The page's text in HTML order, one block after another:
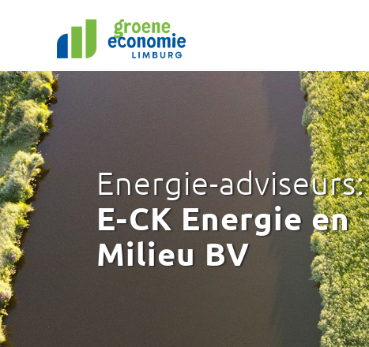
Energie-adviseurs:
E-CK Energie en
Milieu BV